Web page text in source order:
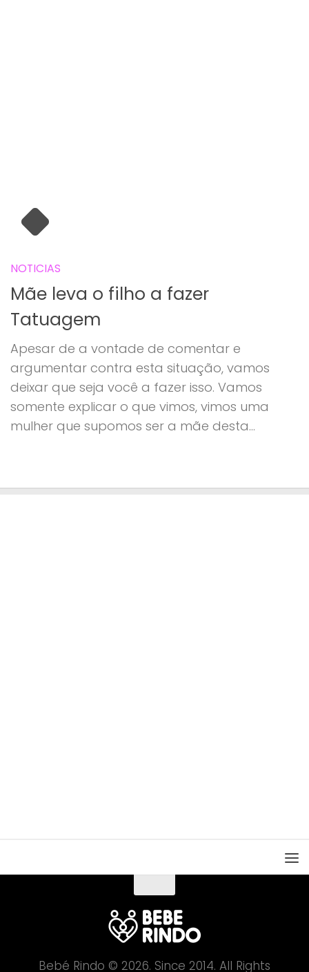
NOTICIAS
Mãe leva o filho a fazer
Tatuagem
Apesar de a vontade de comentar e
argumentar contra esta situação, vamos
deixar que seja você a fazer isso. Vamos
somente explicar o que vimos, vimos uma
mulher que supomos ser a mãe desta...
Bebé Rindo © 2026. Since 2014. All Rights